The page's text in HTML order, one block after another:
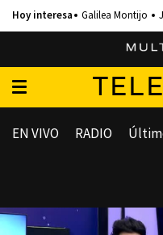
Galilea Montijo
EN VIVO RADIO